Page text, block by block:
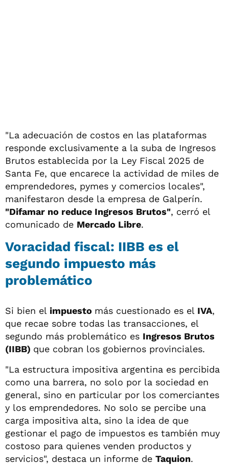
"La adecuación de costos en las plataformas
responde exclusivamente a la suba de Ingresos
Brutos establecida por la Ley Fiscal 2025 de
Santa Fe, que encarece la actividad de miles de
emprendedores, pymes y comercios locales",
manifestaron desde la empresa de Galperín.
"Difamar no reduce Ingresos Brutos", cerró el
comunicado de Mercado Libre.
Voracidad fiscal: IIBB es el
segundo impuesto más
problemático
Si bien el impuesto más cuestionado es el IVA,
que recae sobre todas las transacciones, el
segundo más problemático es Ingresos Brutos
(IIBB) que cobran los gobiernos provinciales.
"La estructura impositiva argentina es percibida
como una barrera, no solo por la sociedad en
general, sino en particular por los comerciantes
y los emprendedores. No solo se percibe una
carga impositiva alta, sino la idea de que
gestionar el pago de impuestos es también muy
costoso para quienes venden productos y
servicios", destaca un informe de Taquion.